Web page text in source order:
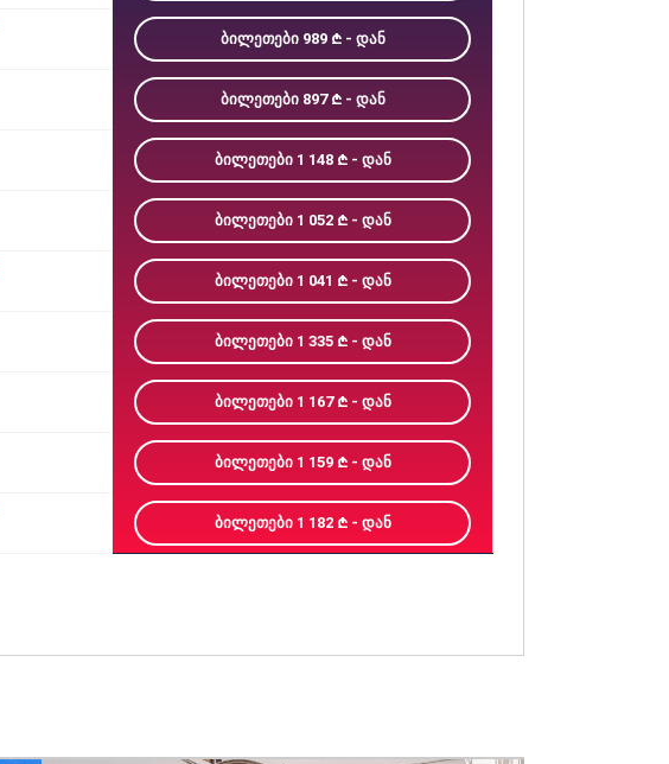
ᲑᲘᲚᲔᲗᲔᲑᲘ 989 - ᲓᲐᲜ
ᲑᲘᲚᲔᲗᲔᲑᲘ 897 - ᲓᲐᲜ
ᲑᲘᲚᲔᲗᲔᲑᲘ 1 148 - ᲓᲐᲜ
ᲑᲘᲚᲔᲗᲔᲑᲘ 1 052 - ᲓᲐᲜ
ᲑᲘᲚᲔᲗᲔᲑᲘ 1 041 - ᲓᲐᲜ
ᲑᲘᲚᲔᲗᲔᲑᲘ 1 335 - ᲓᲐᲜ
ᲑᲘᲚᲔᲗᲔᲑᲘ 1 167 - ᲓᲐᲜ
ᲑᲘᲚᲔᲗᲔᲑᲘ 1 159 - ᲓᲐᲜ
ᲑᲘᲚᲔᲗᲔᲑᲘ 1 182 - ᲓᲐᲜ